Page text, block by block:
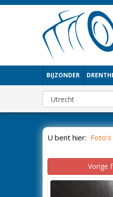
BIJZONDER
U bent hier: Foto's
Vorige